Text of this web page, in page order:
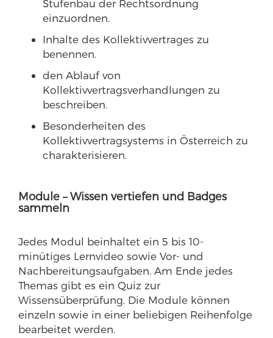
Stufenbau der Rechtsordnung
einzuordnen.
Inhalte des Kollektivvertrages zu
benennen.
den Ablauf von
Kollektivvertragsverhandlungen zu
beschreiben.
Besonderheiten des
Kollektivvertragsystems in Österreich zu
charakterisieren.
Module – Wissen vertiefen und Badges
sammeln
Jedes Modul beinhaltet ein 5 bis 10-
minütiges Lernvideo sowie Vor- und
Nachbereitungsaufgaben. Am Ende jedes
Themas gibt es ein Quiz zur
Wissensüberprüfung. Die Module können
einzeln sowie in einer beliebigen Reihenfolge
bearbeitet werden.